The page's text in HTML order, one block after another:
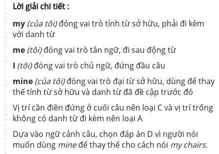
Lời giải chi tiết :
my (của tôi)đóng vai trò tính từ sở hữu, phải đi kèm
với danh từ
me (tôi)đóng vai trò tân ngữ, đi sau động từ
I (tôi)đóng vai trò chủ ngữ, đứng đầu câu
mine (của tôi)đóng vai trò đại từ sở hữu, dùng để thay
thế tính từ sở hữu và danh từ đã đề cập trước đó
Vị trí cần điền đứng ở cuối câu nên loại C và vị trí trống
không có danh từ đi kèm nên loại A
Dựa vào ngữ cảnh câu, chọn đáp án D vì người nói
muốn dùng mineđể thay thế cho cách nói my chairs.